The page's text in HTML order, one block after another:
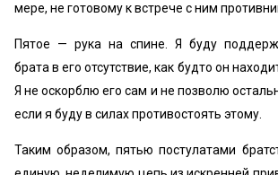
мере, не готовому к встрече с ним
Пятое — рука на спине. Я буду
брата в его отсутствие, как будто он
Я не оскорблю его сам и не позволю
если я буду в силах противостоять этому.
Таким образом, пятью постулатами